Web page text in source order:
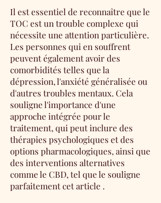
Il est essentiel de reconnaître que le
TOC est un trouble complexe qui
nécessite une attention particulière.
Les personnes qui en souffrent
peuvent également avoir des
comorbidités telles que la
dépression, l'anxiété généralisée ou
d'autres troubles mentaux. Cela
souligne l'importance d'une
approche intégrée pour le
traitement, qui peut inclure des
thérapies psychologiques et des
options pharmacologiques, ainsi que
des interventions alternatives
comme le CBD, tel que le souligne
parfaitementcet article .